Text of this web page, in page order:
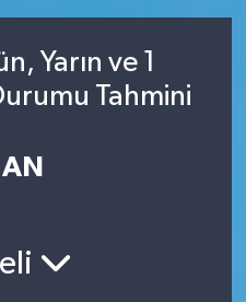
Yarın ve 1
Tahmini